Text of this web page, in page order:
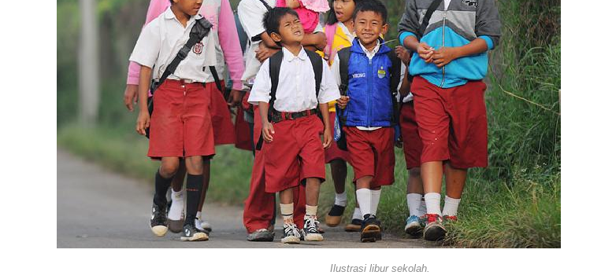
Ilustrasi libur sekolah.